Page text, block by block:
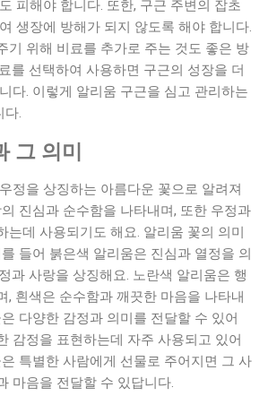
피해야 합니다. 또한, 구근 주변의 잡초
생장에 방해가 되지 않도록 해야 합니다.
기 위해 비료를 추가로 주는 것도 좋은 방
를 선택하여 사용하면 구근의 성장을 더
다. 이렇게 알리움 구근을 심고 관리하는
다.
그 의미
정을 상징하는 아름다운 꽃으로 알려져
진심과 순수함을 나타내며, 또한 우정과
는데 사용되기도 해요. 알리움 꽃의 의미
들어 붉은색 알리움은 진심과 열정을 의
과 사랑을 상징해요. 노란색 알리움은 행
, 흰색은 순수함과 깨끗한 마음을 나타내
다양한 감정과 의미를 전달할 수 있어
감정을 표현하는데 자주 사용되고 있어
특별한 사람에게 선물로 주어지면 그 사
마음을 전달할 수 있답니다.